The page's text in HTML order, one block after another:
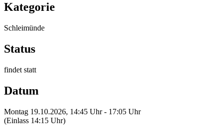
Kategorie
Schleimünde
Status
findet statt
Datum
Montag 19.10.2026, 14:45 Uhr - 17:05 Uhr
(Einlass 14:15 Uhr)